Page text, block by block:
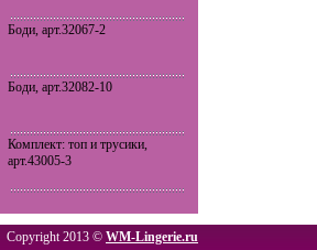
Боди, арт.32067-2
Боди, арт.32082-10
Комплект: топ и трусики,
арт.43005-3
Copyright 2013 © WM-Lingerie.ru